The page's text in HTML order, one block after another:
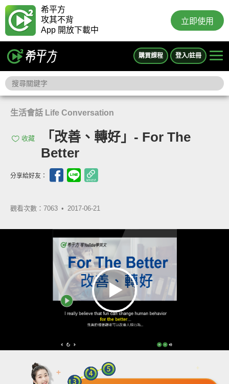
希平方
攻其不背
App 開放下載中
立即使用
購買課程 登入/註冊
生活會話 Life Conversation
收藏
「改善、轉好」- For The
Better
分享給好友：
觀看次數：7063 • 2017-06-21